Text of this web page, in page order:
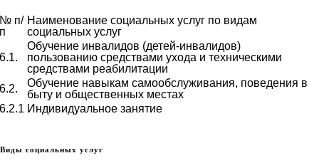
п/ Наименование социальных услуг по видам
социальных услуг
Обучение инвалидов (детей-инвалидов)
пользованию средствами ухода и техническими
средствами реабилитации
Обучение навыкам самообслуживания, поведения в
быту и общественных местах
Индивидуальное занятие
Виды социальных услуг